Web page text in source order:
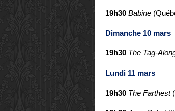
19h30 Babine
Dimanche 10 mars
19h30 The Tag-
Lundi 11 mars
19h30 The Farthest